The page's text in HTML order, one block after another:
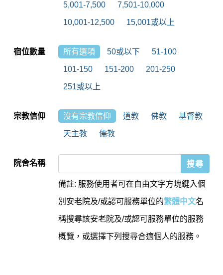
5,001-7,500 7,501-10,000
10,001-12,500 15,001或以上
宿位數量 所有選項 50或以下 51-100
101-150 151-200 201-250
251或以上
宗教信仰 沒有宗教信仰 道教 佛教 基督教
天主教 儒教
院舍名稱
備註: 服務使用者可在自由文字方塊鍵入個
別安老院及/或認可服務單位的繁體中文名
稱搜尋該安老院及/或認可服務單位的服務
概覽，或選擇下列搜尋合適個人的服務。